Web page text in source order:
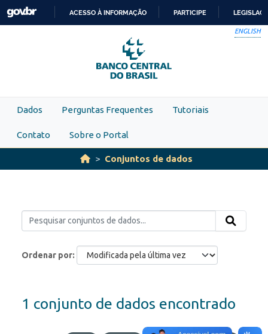
Skip to main content
PARA
O
CONTEÚDO
ACESSO À INFORMAÇÃO PARTICIPE
ENGLISH
Dados Perguntas Frequentes Tutoriais
Contato Sobre o Portal
Conjuntos de dados
Ordenar por
1 conjunto de dados encontrado